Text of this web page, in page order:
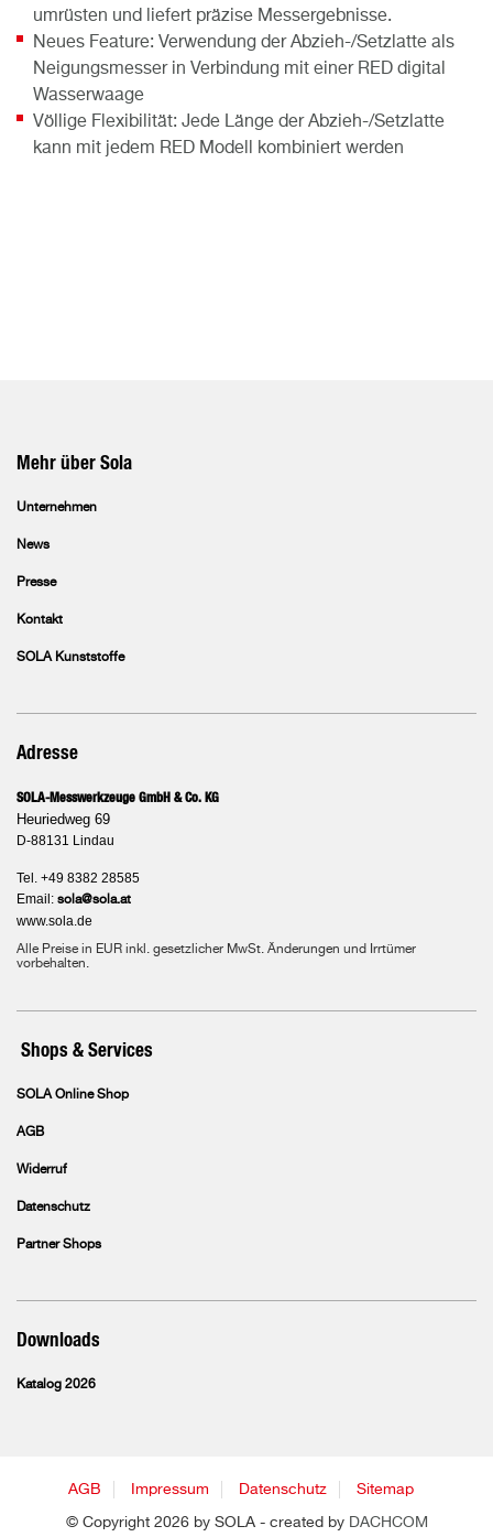
umrüsten und liefert präzise Messergebnisse.
Neues Feature: Verwendung der Abzieh-/Setzlatte als
Neigungsmesser in Verbindung mit einer RED digital
Wasserwaage
Völlige Flexibilität: Jede Länge der Abzieh-/Setzlatte
kann mit jedem RED Modell kombiniert werden
Mehr über Sola
Unternehmen
News
Presse
Kontakt
SOLA Kunststoffe
Adresse
SOLA-Messwerkzeuge GmbH & Co. KG
Heuriedweg 69
D-88131 Lindau
Tel. +49 8382 28585
Email: sola@sola.at
www.sola.de
Alle Preise in EUR inkl. gesetzlicher MwSt. Änderungen und Irrtümer
vorbehalten.
Shops & Services
SOLA Online Shop
AGB
Widerruf
Datenschutz
Partner Shops
Downloads
Katalog 2026
AGB Impressum Datenschutz Sitemap
© Copyright 2026 by SOLA - created by DACHCOM